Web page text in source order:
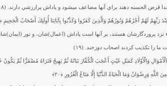
قرض الحسنه دهند براي آنها مضاعف مي‏شود و پاداش پرارزشي دارند. (۱۸)
رَبِّهِمْ لَهُمْ أَجْرُهُمْ وَنُورُهُمْ وَالَّذِينَ كَفَرُوا وَكَذَّبُوا بِآيَاتِنَا أُولَئِكَ أَصْحَابُ الْجَحِيمِ﴿۱۹﴾
نزد پروردگارشان هستند، بر آنها است پاداش (اعمال)شان، و نور
ما را تكذيب كردند اصحاب دوزخند. (۱۹)
الْأَمْوَالِ وَالْأَوْلَادِ كَمَثَلِ غَيْثٍ أَعْجَبَ الْكُفَّارَ نَبَاتُهُ ثُمَّ يَهِيجُ فَتَرَاهُ مُصْفَرًّا ثُمَّ
وَرِضْوَانٌ وَمَا الْحَيَاةُ الدُّنْيَا إِلَّا مَتَاعُ الْغُرُورِ ﴿۲۰﴾